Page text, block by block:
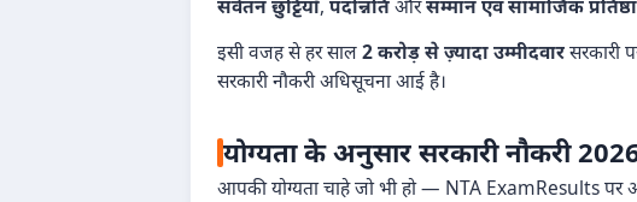
सवेतन छुट्टियाँ, पदोन्नतिऔरसम्मान एवं सामाजिक प्रतिष्ठा
इसी वजह से हर साल2 करोड़ से ज़्यादा उम्मीदवारसरकारी
सरकारी नौकरी अधिसूचना आई है।
योग्यता के अनुसार सरकारी नौकरी
आपकी योग्यता चाहे जो भी हो — NTA ExamResults पर